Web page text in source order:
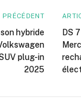
PRÉCÉDENT
hybride
plug-in
2025
DS